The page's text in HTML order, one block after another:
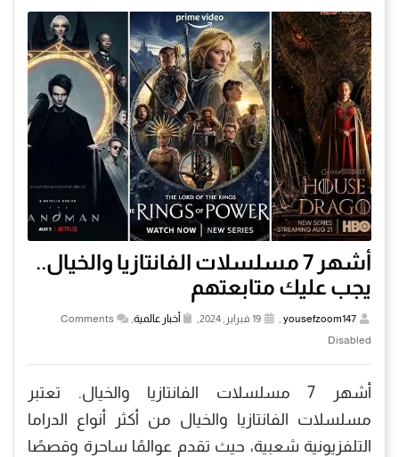
أشهر 7 مسلسلات الفانتازيا والخيال..
يجب عليك متابعتهم
yousefzoom147
, أخبار عالمية,
Comments
Disabled
أشهر 7 مسلسلات الفانتازيا والخيال. تعتبر
مسلسلات الفانتازيا والخيال من أكثر أنواع الدراما
التلفزيونية شعبية، حيث تقدم عوالمًا ساحرة وقصصًا